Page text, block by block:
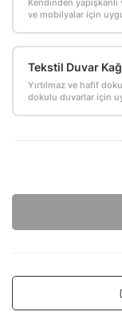
ve mobilyalar için
Tekstil Duvar
Yırtılmaz ve hafif
dokulu duvarlar için